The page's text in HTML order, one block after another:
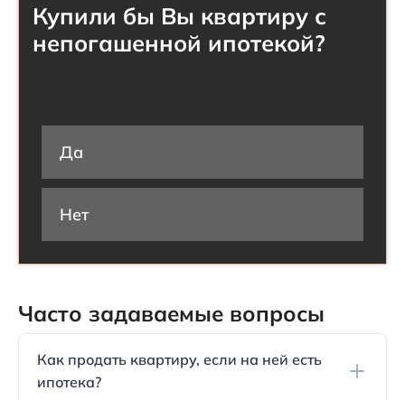
Купили бы Вы квартиру с
непогашенной ипотекой?
Да
Нет
Часто задаваемые вопросы
Как продать квартиру, если на ней есть
ипотека?